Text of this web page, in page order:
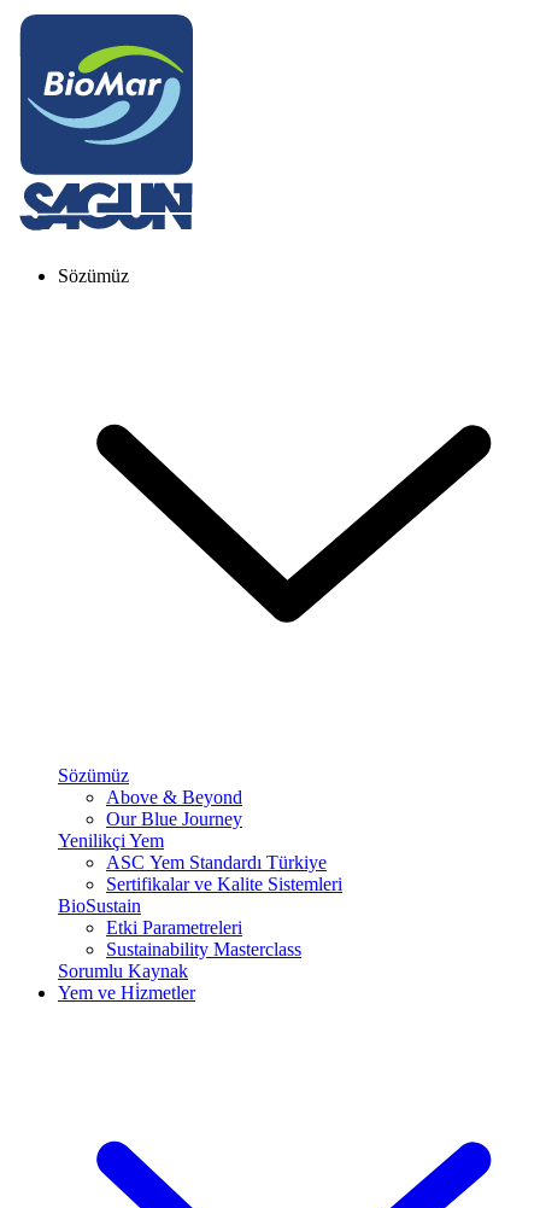
Sözümüz
Sözümüz
Above & Beyond
Our Blue Journey
Yenilikçi Yem
ASC Yem Standardı Türkiye
Sertifikalar ve Kalite Sistemleri
BioSustain
Etki Parametreleri
Sustainability Masterclass
Sorumlu Kaynak
Yem ve Hi̇zmetler